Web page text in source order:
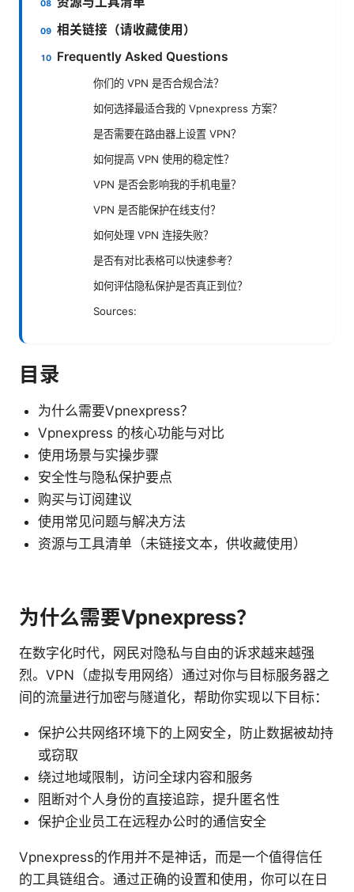
相关链接（请收藏使用）
Frequently Asked Questions
你们的 VPN 是否合规合法？
如何选择最适合我的 Vpnexpress 方案？
是否需要在路由器上设置 VPN？
如何提高 VPN 使用的稳定性？
VPN 是否会影响我的手机电量？
VPN 是否能保护在线支付？
如何处理 VPN 连接失败？
是否有对比表格可以快速参考？
如何评估隐私保护是否真正到位？
Sources:
目录
为什么需要Vpnexpress？
Vpnexpress 的核心功能与对比
使用场景与实操步骤
安全性与隐私保护要点
购买与订阅建议
使用常见问题与解决方法
资源与工具清单（未链接文本，供收藏使用）
为什么需要Vpnexpress？
在数字化时代，网民对隐私与自由的诉求越来越强
烈。VPN（虚拟专用网络）通过对你与目标服务器之
间的流量进行加密与隧道化，帮助你实现以下目标：
保护公共网络环境下的上网安全，防止数据被劫持
或窃取
绕过地域限制，访问全球内容和服务
阻断对个人身份的直接追踪，提升匿名性
保护企业员工在远程办公时的通信安全
Vpnexpress的作用并不是神话，而是一个值得信任
的工具链组合。通过正确的设置和使用，你可以在日